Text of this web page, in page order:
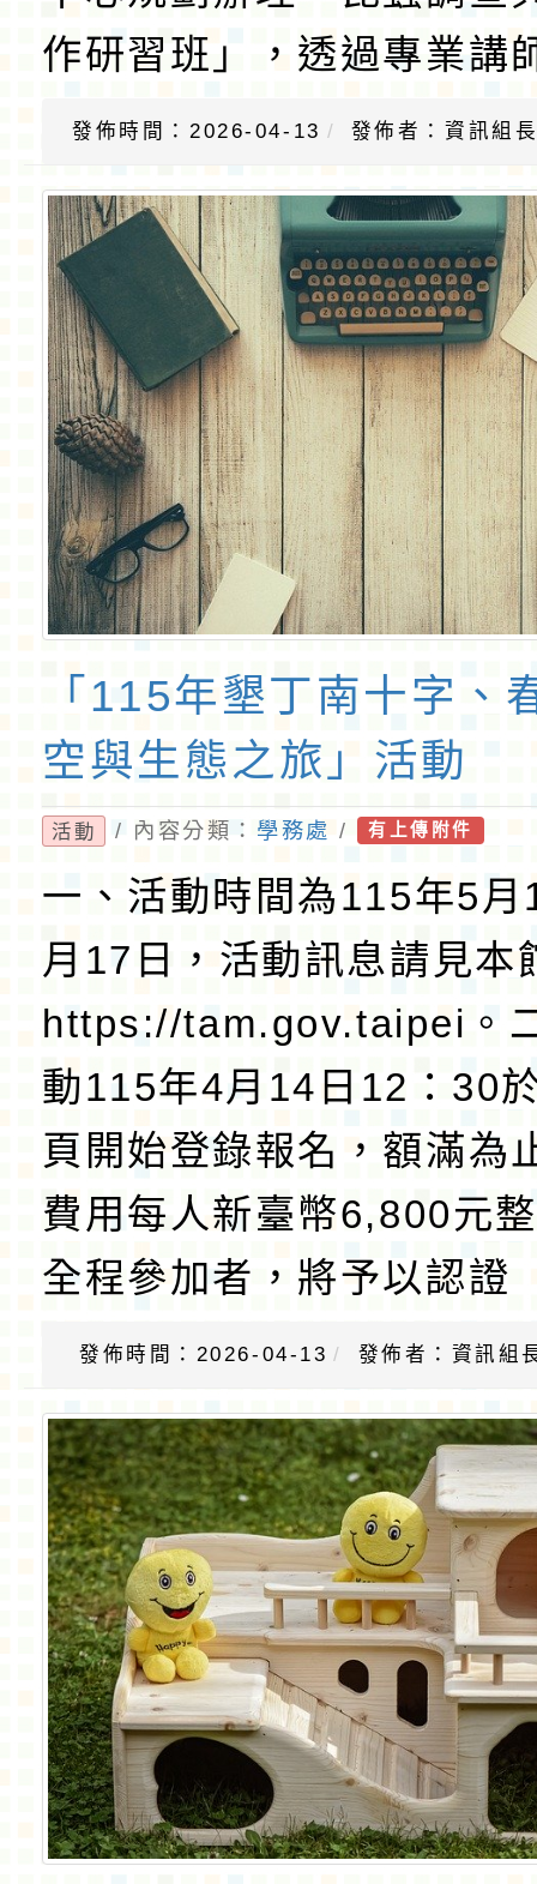
作研習班」，透過專業講
發佈時間：2026-04-13 發佈者：資訊組
「115年墾丁南十字、
空與生態之旅」活動
活動 / 內容分類： 學務處 / 有上傳附件
一、活動時間為115年5
月17日，活動訊息請見本
https://tam.gov.taipei。
動115年4月14日12：30
頁開始登錄報名，額滿為
費用每人新臺幣6,800元
全程參加者，將予以認證
發佈時間：2026-04-13 發佈者：資訊組